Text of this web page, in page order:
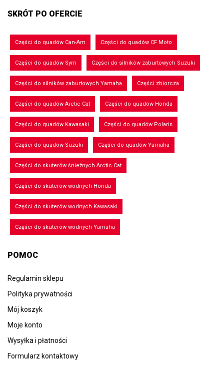
SKRÓT PO OFERCIE
Części do quadów Can-Am Części do quadów CF Moto
Części do quadów Sym Części do silników zaburtowych Suzuki
Części do silników zaburtowych Yamaha Części zbiorcza
Części do quadów Arctic Cat Części do quadów Honda
Części do quadów Kawasaki Części do quadów Polaris
Części do quadów Suzuki Części do quadów Yamaha
Części do skuterów śnieżnych Arctic Cat
Części do skuterów wodnych Honda
Części do skuterów wodnych Kawasaki
Części do skuterów wodnych Yamaha
POMOC
Regulamin sklepu
Polityka prywatności
Mój koszyk
Moje konto
Wysyłka i płatności
Formularz kontaktowy